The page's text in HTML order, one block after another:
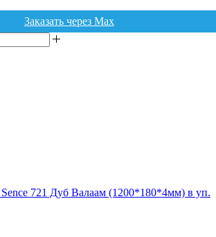
Заказать через Max
Sence 721 Дуб Валаам (1200*180*4мм) в уп.